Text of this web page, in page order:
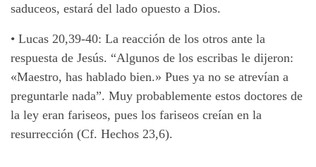
saduceos, estará del lado opuesto a Dios.
• Lucas 20,39-40: La reacción de los otros ante la
respuesta de Jesús. “Algunos de los escribas le dijeron:
«Maestro, has hablado bien.» Pues ya no se atrevían a
preguntarle nada”. Muy probablemente estos doctores de
la ley eran fariseos, pues los fariseos creían en la
resurrección (Cf. Hechos 23,6).